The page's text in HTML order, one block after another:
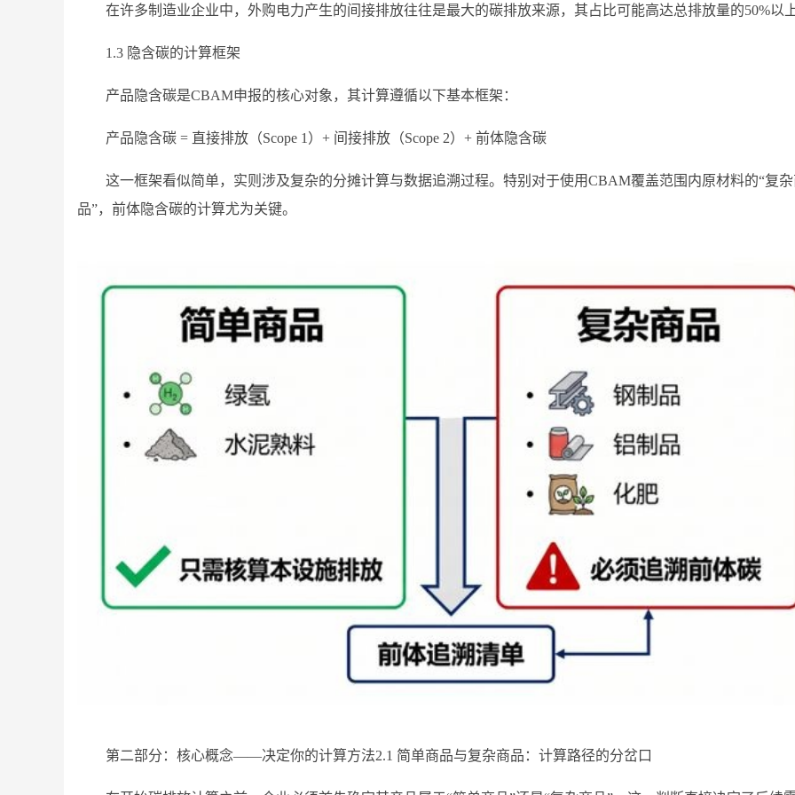
在许多制造业企业中，外购电力产生的间接排放往往是最大的碳排放来源，其占比可能高达总排放量的50%以
1.3 隐含碳的计算框架
产品隐含碳是CBAM申报的核心对象，其计算遵循以下基本框架：
产品隐含碳 = 直接排放（Scope 1）+ 间接排放（Scope 2）+ 前体隐含碳
这一框架看似简单，实则涉及复杂的分摊计算与数据追溯过程。特别对于使用CBAM覆盖范围内原材料的“复
品”，前体隐含碳的计算尤为关键。
第二部分：核心概念——决定你的计算方法2.1 简单商品与复杂商品：计算路径的分岔口